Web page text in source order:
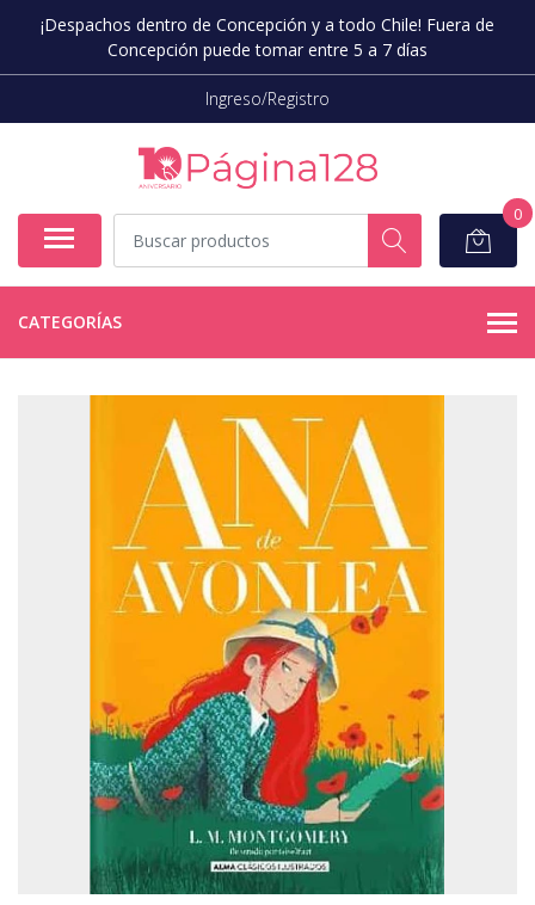
¡Despachos dentro de Concepción y a todo Chile! Fuera de
Concepción puede tomar entre 5 a 7 días
Ingreso/Registro
0
CATEGORÍAS